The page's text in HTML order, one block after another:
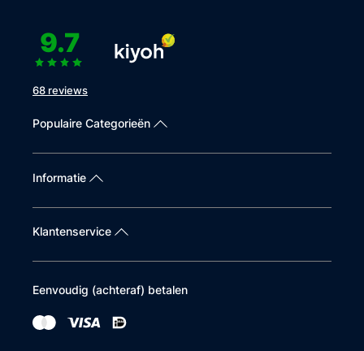
9.7
68 reviews
Populaire Categorieën
Informatie
Klantenservice
Eenvoudig (achteraf) betalen